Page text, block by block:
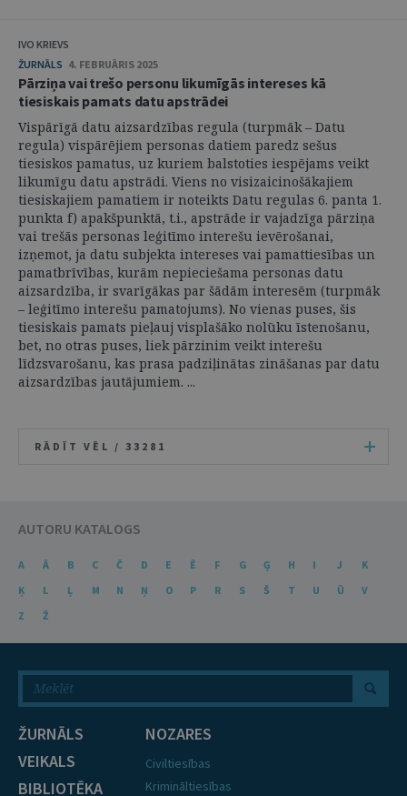
IVO KRIEVS
ŽURNĀLS 4. FEBRUĀRIS 2025
Pārziņa vai trešo personu likumīgās intereses kā
tiesiskais pamats datu apstrādei
Vispārīgā datu aizsardzības regula (turpmāk – Datu
regula) vispārējiem personas datiem paredz sešus
tiesiskos pamatus, uz kuriem balstoties iespējams veikt
likumīgu datu apstrādi. Viens no visizaicinošākajiem
tiesiskajiem pamatiem ir noteikts Datu regulas 6. panta 1.
punkta f) apakšpunktā, t.i., apstrāde ir vajadzīga pārziņa
vai trešās personas leģitīmo interešu ievērošanai,
izņemot, ja datu subjekta intereses vai pamattiesības un
pamatbrīvības, kurām nepieciešama personas datu
aizsardzība, ir svarīgākas par šādām interesēm (turpmāk
– leģitīmo interešu pamatojums). No vienas puses, šis
tiesiskais pamats pieļauj visplašāko nolūku īstenošanu,
bet, no otras puses, liek pārzinim veikt interešu
līdzsvarošanu, kas prasa padziļinātas zināšanas par datu
aizsardzības jautājumiem. ...
RĀDĪT VĒL / 33281
AUTORU KATALOGS
A Ā B C Č D E Ē F G Ģ H I J
K
Ķ
L Ļ M N Ņ O P R S Š T U Ū
V
Z
Ž
ŽURNĀLS
VEIKALS
BIBLIOTĒKA
NOZARES
Civiltiesības
Krimināltiesības